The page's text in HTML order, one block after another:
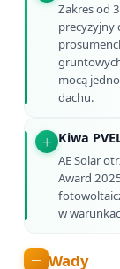
Zakres od
precyzyjny
mocą
dachu.
Kiwa
AE Solar
Award
w
Wady